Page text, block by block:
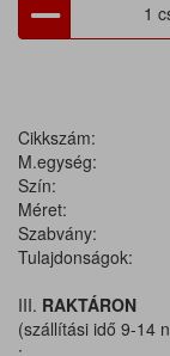
Cikkszám:
M.egység:
Szín:
Méret:
Szabvány:
Tulajdonságok:
III. RAKTÁRON
(szállítási idő 9-14